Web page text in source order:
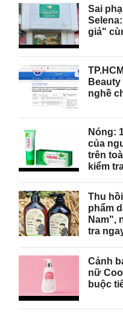
Sai
giả"
nghề
Nóng:
của
trên
kiểm
Thu
phẩm
Nam",
tra
Cảnh
nữ
buộc